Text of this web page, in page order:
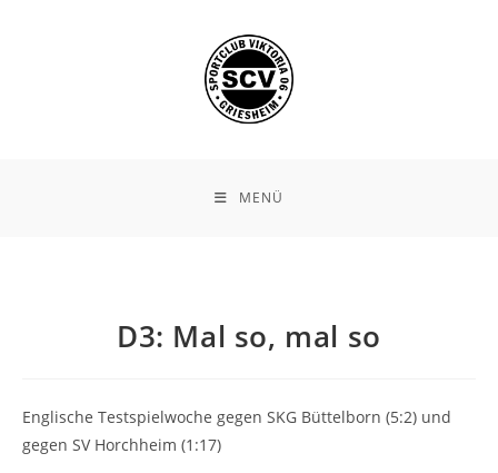
MENÜ
D3: Mal so, mal so
Englische Testspielwoche gegen SKG Büttelborn (5:2) und
gegen SV Horchheim (1:17)